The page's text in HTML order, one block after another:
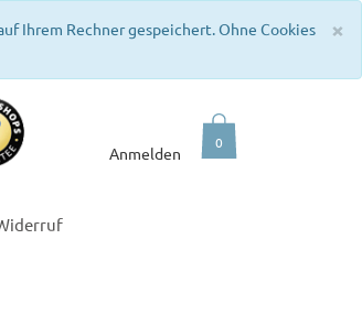
×
Ihrem Rechner gespeichert. Ohne Cookies
Anmelden
0